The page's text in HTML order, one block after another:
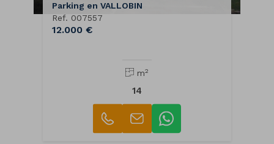
Parking en VALLOBIN
Ref. 007557
12.000 €
m2
14